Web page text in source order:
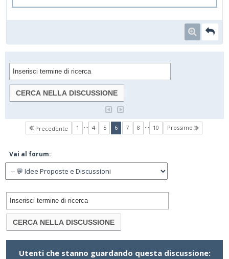
Precedente 1 … 4 5 6(current)
7 8 … 10 Prossimo
Vai al forum:
Utenti che stanno guardando questa discussione: